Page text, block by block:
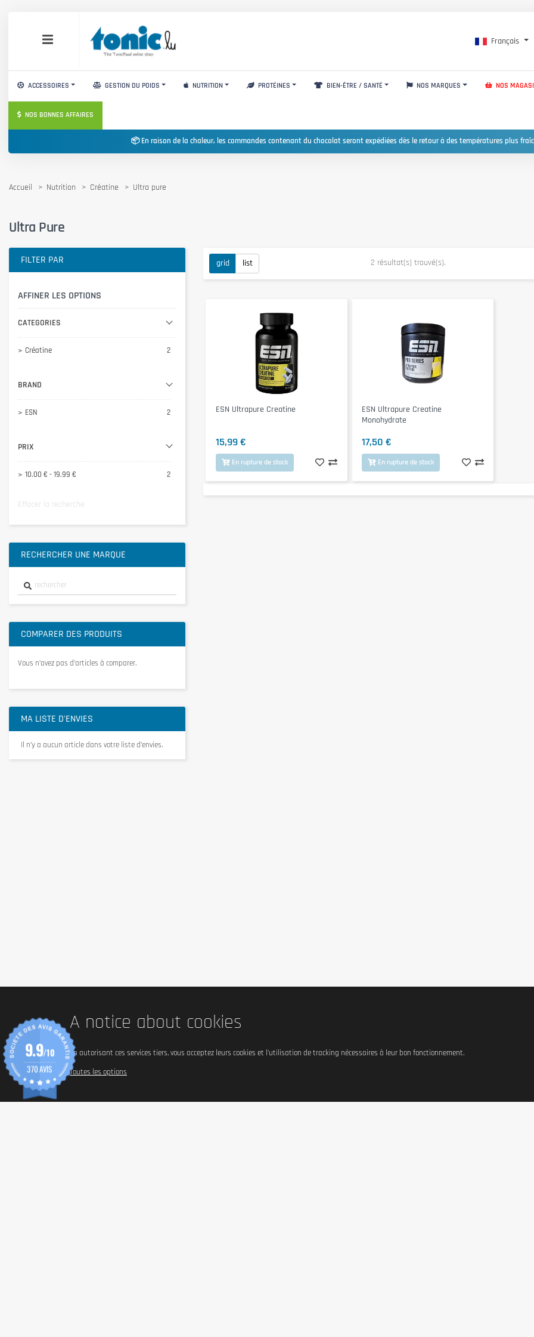
Français
ACCESSOIRES GESTION DU POIDS NUTRITION PROTÉINES BIEN-ÊTRE / SANTÉ NOS MARQUES NOS
NOS BONNES AFFAIRES
📦 En raison de la chaleur, les commandes contenant du chocolat seront expédiées dès le retour à des températures plus
Accueil Nutrition Créatine Ultra pure
Ultra Pure
FILTER PAR
AFFINER LES OPTIONS
CATEGORIES
Créatine 2
BRAND
ESN 2
PRIX
10.00 € - 19.99 € 2
Effacer la recherche
RECHERCHER UNE MARQUE
COMPARER DES PRODUITS
Vous n’avez pas d’articles à comparer.
MA LISTE D'ENVIES
Il n’y a aucun article dans votre liste d’envies.
grid list 2 résultat(s) trouvé(s).
ESN Ultrapure Creatine
15,99 €
En rupture de stock
ESN Ultrapure Creatine
Monohydrate
17,50 €
En rupture de stock
A notice about cookies
En autorisant ces services tiers, vous acceptez leurs cookies et l'utilisation de tracking nécessaires à leur bon fonctionnement.
Toutes les options
9.9/10
370 AVIS